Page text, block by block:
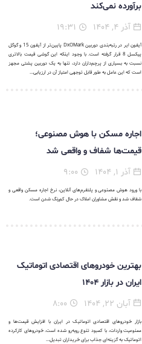
برآورده نمی‌کند
آذر ۴, ۱۴۰۴
آیفون ایر در رتبه‌بندی دوربین DxOMark پایین‌تر از آیفون 15 و گوگل
پیکسل 8 قرار گرفته است. با وجود اینکه این گوشی قیمت بالاتری
نسبت به بسیاری از پرچم‌داران دارد، تنها به یک دوربین پشتی مجهز
است که این عامل به طور قابل توجهی امتیاز آن در ارزیابی...
اجاره مسکن با هوش مصنوعی؛
قیمت‌ها شفاف و واقعی شد
آذر ۱, ۱۴۰۴
با ورود هوش مصنوعی و پلتفرم‌های آنلاین، نرخ اجاره مسکن واقعی و
شفاف شد و نقش مشاوران املاک در حال کم‌رنگ شدن است.
بهترین خودروهای اقتصادی اتوماتیک
ایران در بازار ۱۴۰۴
آبان ۲۲, ۱۴۰۴
بازار خودروهای اقتصادی اتوماتیک در ایران با افزایش قیمت‌ها و
ممنوعیت واردات، با کمبود تنوع روبه‌رو شده است. خودروهای کارکرده
اتوماتیک به گزینه‌ای جذاب برای خریداران تبدیل...